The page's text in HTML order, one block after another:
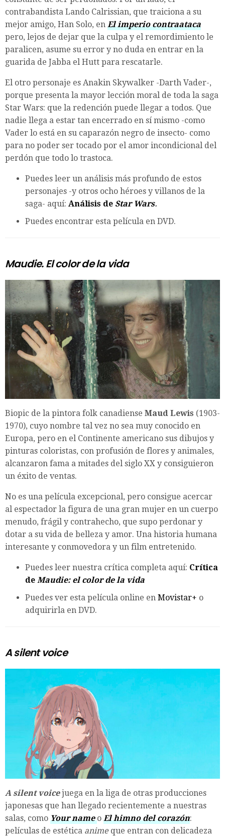
contrabandista Lando Calrissian, que traiciona a su
mejor amigo, Han Solo, en El imperio contraataca
pero, lejos de dejar que la culpa y el remordimiento le
paralicen, asume su error y no duda en entrar en la
guarida de Jabba el Hutt para rescatarle.
El otro personaje es Anakin Skywalker -Darth Vader-,
porque presenta la mayor lección moral de toda la saga
Star Wars: que la redención puede llegar a todos. Que
nadie llega a estar tan encerrado en sí mismo -como
Vader lo está en su caparazón negro de insecto- como
para no poder ser tocado por el amor incondicional del
perdón que todo lo trastoca.
Puedes leer un análisis más profundo de estos
personajes -y otros ocho héroes y villanos de la
saga- aquí: Análisis de Star Wars.
Puedes encontrar esta película en DVD.
Maudie. El color de la vida
Biopic de la pintora folk canadiense Maud Lewis (1903-
1970), cuyo nombre tal vez no sea muy conocido en
Europa, pero en el Continente americano sus dibujos y
pinturas coloristas, con profusión de flores y animales,
alcanzaron fama a mitades del siglo XX y consiguieron
un éxito de ventas.
No es una película excepcional, pero consigue acercar
al espectador la figura de una gran mujer en un cuerpo
menudo, frágil y contrahecho, que supo perdonar y
dotar a su vida de belleza y amor. Una historia humana
interesante y conmovedora y un film entretenido.
Puedes leer nuestra crítica completa aquí: Crítica
de Maudie: elcolor de la vida
Puedes ver esta película online en Movistar+ o
adquirirla en DVD.
A silent voice
A silent voicejuega en la liga de otras producciones
japonesas que han llegado recientemente a nuestras
salas, como Your name o El himno del corazón:
películas de estética animeque entran con delicadeza